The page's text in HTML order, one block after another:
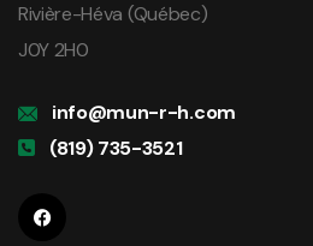
Rivière-Héva (Québec)
J0Y 2H0
info@mun-r-h.com
(819) 735-3521